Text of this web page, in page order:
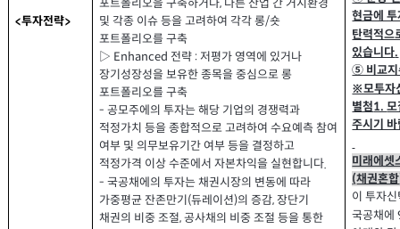
<투자전략>
포트폴리오을 구축하거나, 다른 산업 간 거시환경
및 각종 이슈 등을 고려하여 각각 롱/숏
포트폴리오를 구축
▷ Enhanced 전략 :저평가 영역에 있거나
장기성장성을 보유한 종목을 중심으로 롱
포트폴리오를 구축
-공모주에의 투자는 해당 기업의 경쟁력과
적정가치 등을 종합적으로 고려하여 수요예측 참여
여부 및 의무보유기간 여부 등을 결정하고
적정가격 이상 수준에서 자본차익을 실현합니다.
-국공채에의 투자는 채권시장의 변동에 따라
가중평균 잔존만기 (듀레이션)의 증감,장단기
채권의 비중 조절,공사채의 비중 조절 등을 통한
현금에
탄력적으
있습니다.
⑤ 비교지
※모투자
별첨1.모
주시기
미래에셋
(채권혼합
이 투자
국공채에